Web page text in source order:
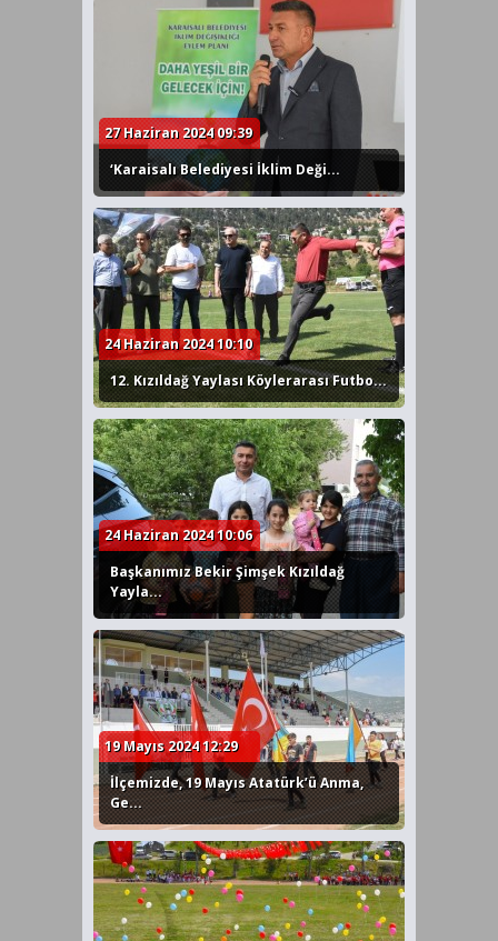
27 Haziran 2024 09:39
‘Karaisalı Belediyesi İklim Deği...
24 Haziran 2024 10:10
12. Kızıldağ Yaylası Köylerarası Futbo...
24 Haziran 2024 10:06
Başkanımız Bekir Şimşek Kızıldağ
Yayla...
19 Mayıs 2024 12:29
İlçemizde, 19 Mayıs Atatürk’ü Anma,
Ge...